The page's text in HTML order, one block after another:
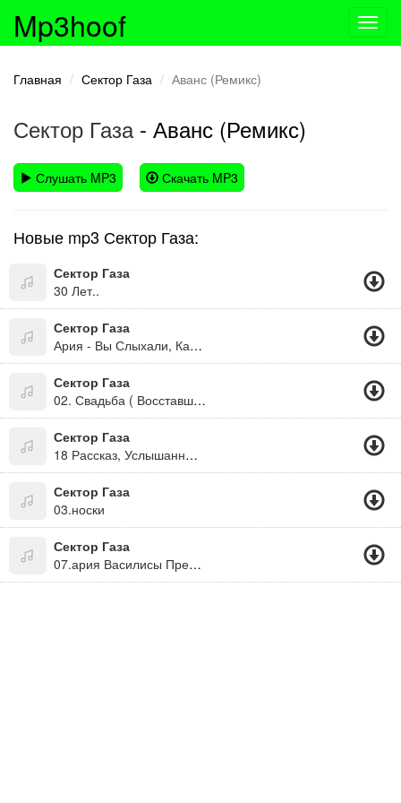
Mp3hoof
Главная Сектор Газа Аванс (Ремикс)
Сектор Газа- Аванс (Ремикс)
Слушать MP3 Скачать MP3
Новые mp3 Сектор Газа:
Сектор Газа
30 Лет..
Сектор Газа
Ария - Вы Слыхали, Как Дают Пизды?
Сектор Газа
02. Свадьба ( Восставший Из Ада 2000.)
Сектор Газа
18 Рассказ, Услышанный В Автокомбинате
Сектор Газа
03.носки
Сектор Газа
07.ария Василисы Прекрасной